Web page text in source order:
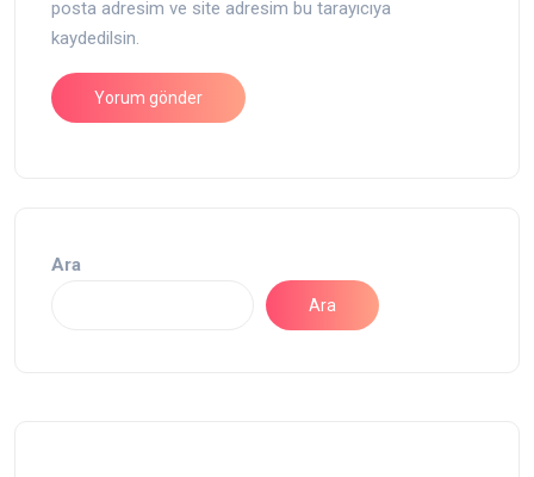
posta adresim ve site adresim bu tarayıcıya
kaydedilsin.
Ara
Ara